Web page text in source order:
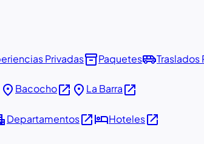
Privadasinventory_2Paquetesairport_shuttleTraslados
place Bacochoopen_in_new place La Barraopen_in_new
Departamentosopen_in_newhotelHotelesopen_in_new